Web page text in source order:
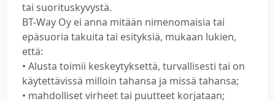
tai suorituskyvystä.
BT-Way Oy ei anna mitään nimenomaisia tai
epäsuoria takuita tai esityksiä, mukaan lukien,
että:
• Alusta toimii keskeytyksettä, turvallisesti tai on
käytettävissä milloin tahansa ja missä tahansa;
• mahdolliset virheet tai puutteet korjataan;